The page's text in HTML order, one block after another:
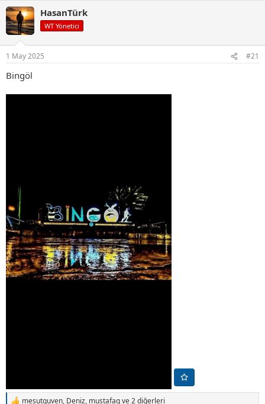
k
i
l
HasanTürk
WT Yönetici
1 May 2025 #21
Bingöl
mesutguven, Deniz, mustafagve 2 diğerleri